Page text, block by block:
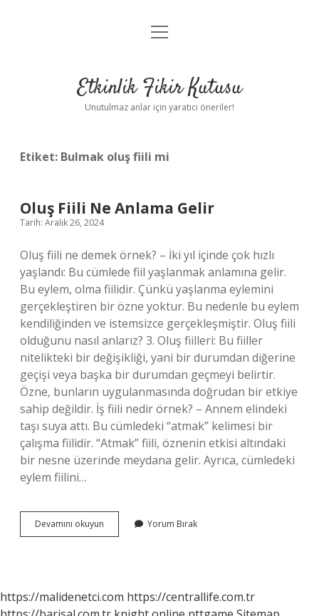
Anasayfa
Yasal Uyarı
menüyü
Etkinlik Fikir Kutusu
Unutulmaz anlar için yaratıcı öneriler!
Etiket: Bulmak oluş fiili mi
Oluş Fiili Ne Anlama Gelir
Tarih: Aralık 26, 2024
Oluş fiili ne demek örnek? – İki yıl içinde çok hızlı
yaşlandı: Bu cümlede fiil yaşlanmak anlamına gelir.
Bu eylem, olma fiilidir. Çünkü yaşlanma eylemini
gerçekleştiren bir özne yoktur. Bu nedenle bu eylem
kendiliğinden ve istemsizce gerçekleşmiştir. Oluş fiili
olduğunu nasıl anlarız? 3. Oluş fiilleri: Bu fiiller
nitelikteki bir değişikliği, yani bir durumdan diğerine
geçişi veya başka bir durumdan geçmeyi belirtir.
Özne, bunların uygulanmasında doğrudan bir etkiye
sahip değildir. İş fiili nedir örnek? – Annem elindeki
taşı suya attı. Bu cümledeki “atmak” kelimesi bir
çalışma fiilidir. “Atmak” fiili, öznenin etkisi altındaki
bir nesne üzerinde meydana gelir. Ayrıca, cümledeki
eylem fiilini…
Devamını okuyun
Fiili
Yorum Bırak
https://malidenetci.com https://centrallife.com.tr